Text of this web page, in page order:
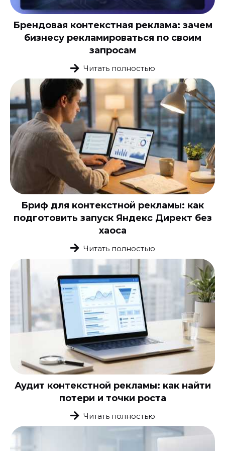
Брендовая контекстная реклама: зачем
бизнесу рекламироваться по своим
запросам
Читать полностью
Бриф для контекстной рекламы: как
подготовить запуск Яндекс Директ без
хаоса
Читать полностью
Аудит контекстной рекламы: как найти
потери и точки роста
Читать полностью